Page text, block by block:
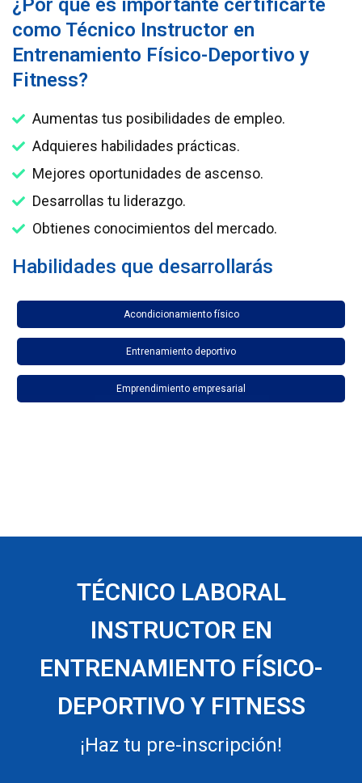
¿Por qué es importante certificarte
como Técnico Instructor en
Entrenamiento Físico-Deportivo y
Fitness?
Aumentas tus posibilidades de empleo.
Adquieres habilidades prácticas.
Mejores oportunidades de ascenso.
Desarrollas tu liderazgo.
Obtienes conocimientos del mercado.
Habilidades que desarrollarás
Acondicionamiento físico
Entrenamiento deportivo
Emprendimiento empresarial
TÉCNICO LABORAL
INSTRUCTOR EN
ENTRENAMIENTO FÍSICO-
DEPORTIVO Y FITNESS
¡Haz tu pre-inscripción!